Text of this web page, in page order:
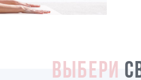
ВЫБЕРИ